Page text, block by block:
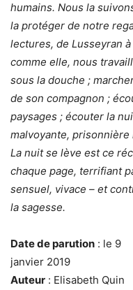
humains. Nous la
la protéger de notre
lectures, de Lusseyran
comme elle, nous
sous la douche ;
de son compagnon ;
paysages ; écouter la
malvoyante,
La nuit se lève est ce
chaque page, terrifiant
sensuel, vivace – et
la sagesse.
Date de parution : le 9
janvier 2019
Auteur : Elisabeth Quin